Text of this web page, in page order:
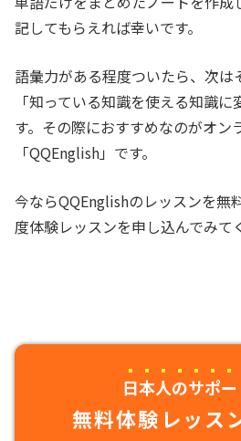
記してもらえれば幸いです。
語彙力がある程度ついたら、次は
「知っている知識を使える知識
す。その際におすすめなのがオン
「QQEnglish」です。
今ならQQEnglishのレッスンを無
度体験レッスンを申し込んでみて
日本人のサポ
無料体験レッス